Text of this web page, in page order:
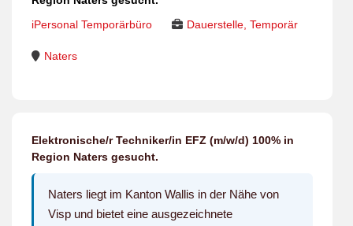
iPersonal Temporärbüro
Dauerstelle, Temporär
Naters
Elektronische/r Techniker/in EFZ (m/w/d) 100% in
Region Naters gesucht.
Naters liegt im Kanton Wallis in der Nähe von
Visp und bietet eine ausgezeichnete